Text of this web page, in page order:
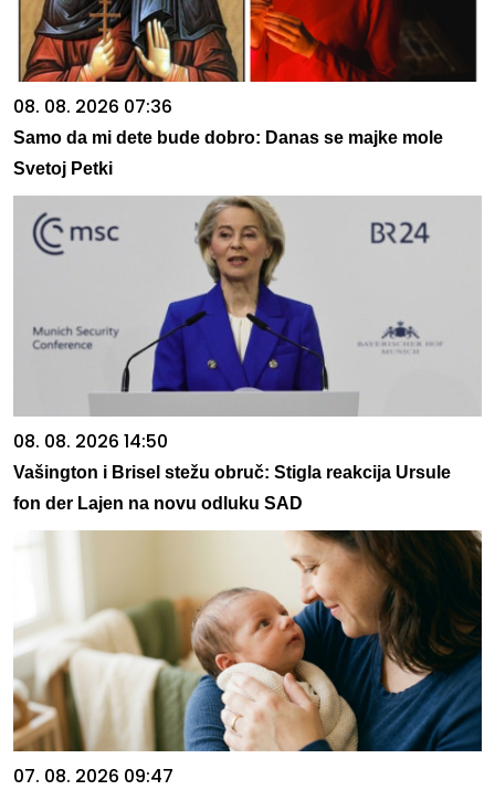
08. 08. 2026 07:36
Samo da mi dete bude dobro: Danas se majke mole
Svetoj Petki
08. 08. 2026 14:50
Vašington i Brisel stežu obruč: Stigla reakcija Ursule
fon der Lajen na novu odluku SAD
07. 08. 2026 09:47